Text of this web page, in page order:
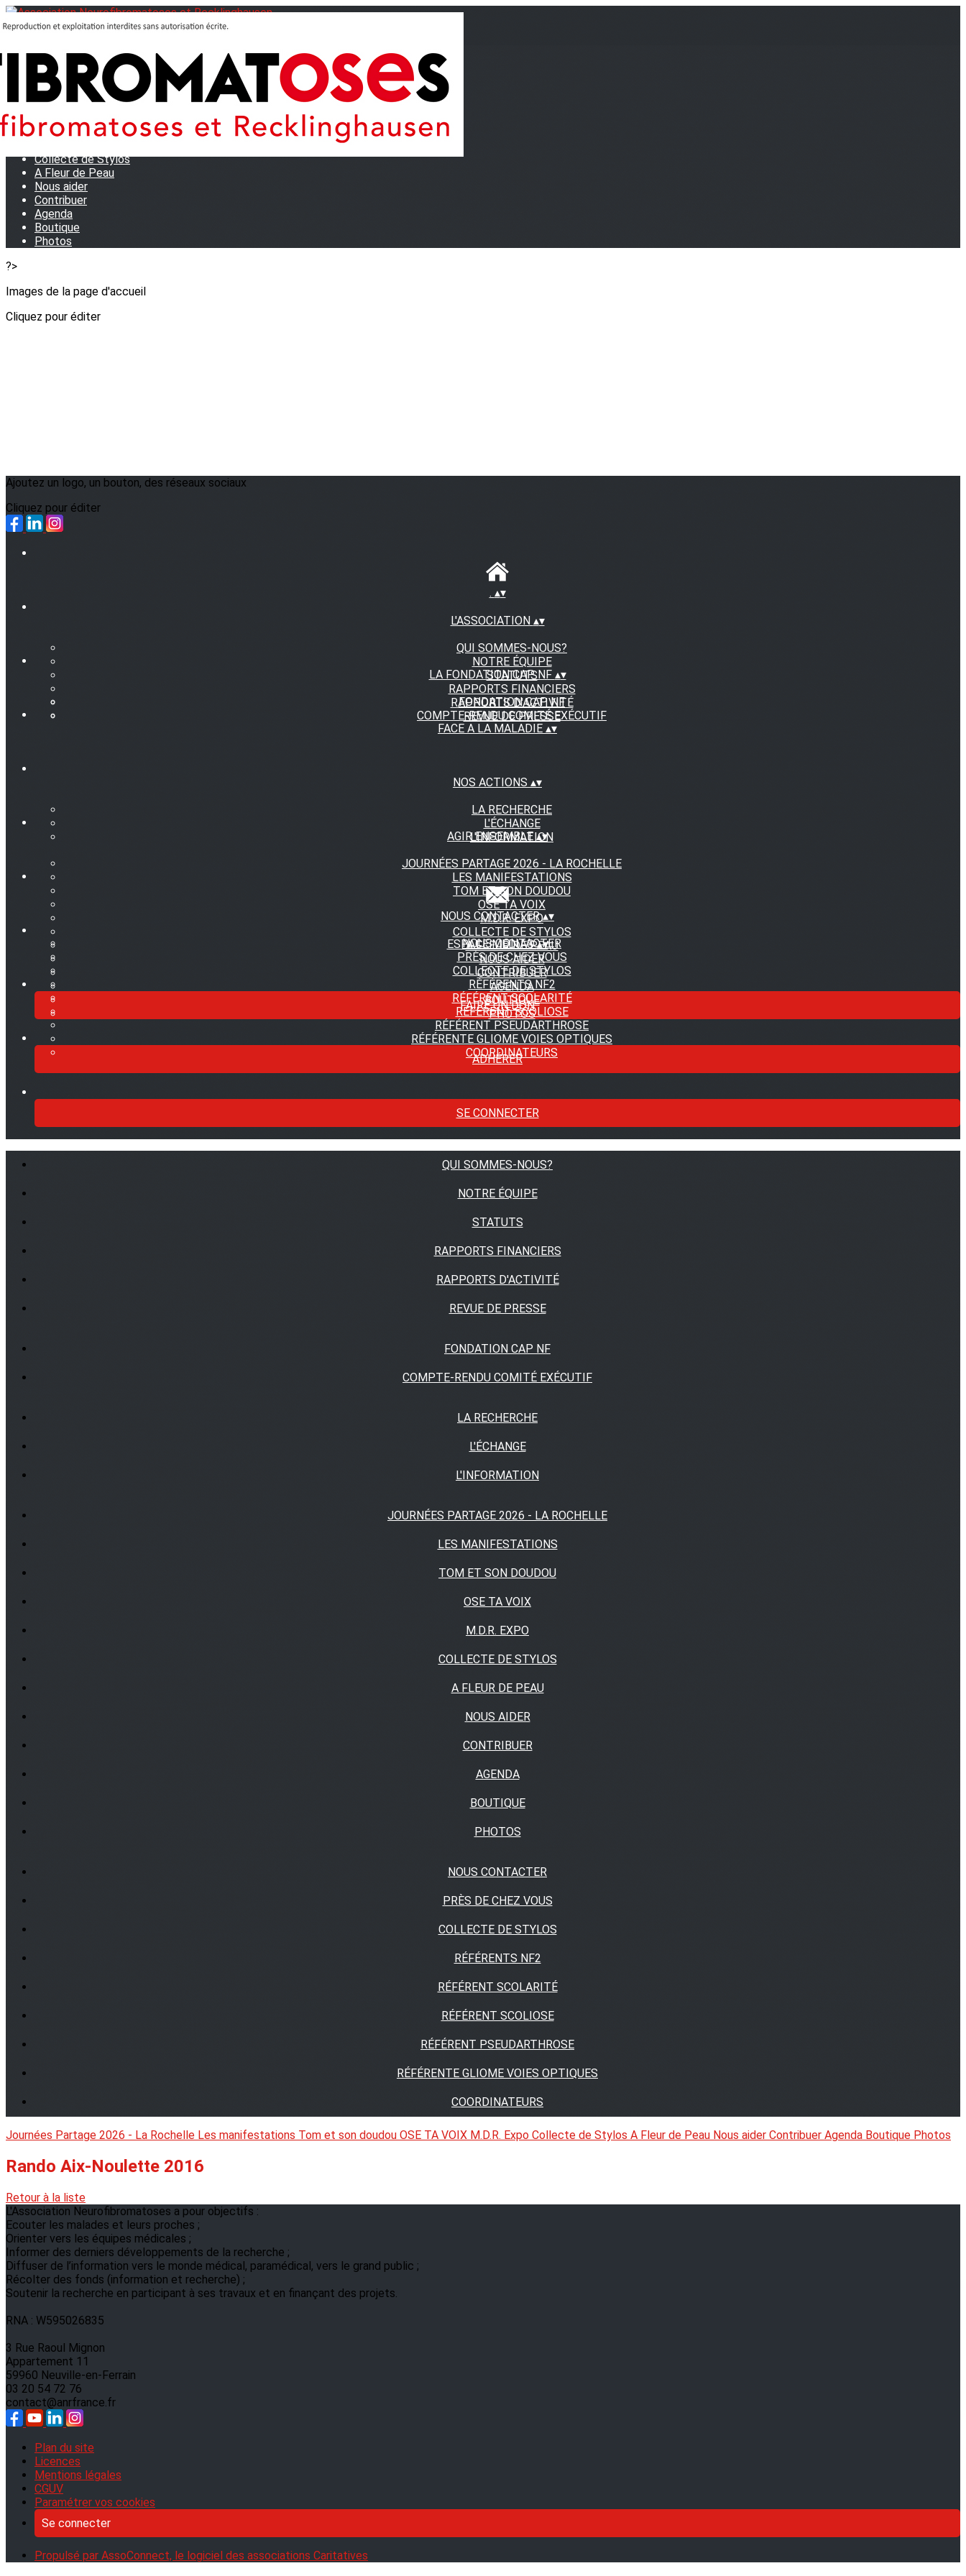
<
Journées Partage 2026 - La Rochelle
Les manifestations
Tom et son doudou
OSE TA VOIX
Collecte de Stylos
A Fleur de Peau
Nous aider
Contribuer
Agenda
Boutique
Photos
?>
Images de la page d'accueil
Cliquez pour éditer
Ajoutez un logo, un bouton, des réseaux sociaux
Cliquez pour éditer
. ▴▾
L'ASSOCIATION ▴▾
QUI SOMMES-NOUS?
NOTRE ÉQUIPE
STATUTS
RAPPORTS FINANCIERS
RAPPORTS D'ACTIVITÉ
REVUE DE PRESSE
LA FONDATION CAP NF ▴▾
FONDATION CAP NF
COMPTE-RENDU COMITÉ EXÉCUTIF
FACE A LA MALADIE ▴▾
NOS ACTIONS ▴▾
LA RECHERCHE
L'ÉCHANGE
L'INFORMATION
AGIR ENSEMBLE▴▾
JOURNÉES PARTAGE 2026 - LA ROCHELLE
LES MANIFESTATIONS
TOM ET SON DOUDOU
OSE TA VOIX
M.D.R. EXPO
COLLECTE DE STYLOS
A FLEUR DE PEAU
NOUS AIDER
CONTRIBUER
AGENDA
BOUTIQUE
PHOTOS
NOUS CONTACTER▴▾
NOUS CONTACTER
PRÈS DE CHEZ VOUS
COLLECTE DE STYLOS
RÉFÉRENTS NF2
RÉFÉRENT SCOLARITÉ
RÉFÉRENT SCOLIOSE
RÉFÉRENT PSEUDARTHROSE
RÉFÉRENTE GLIOME VOIES OPTIQUES
COORDINATEURS
ESPACE MEDIAS▴▾
FAIRE UN DON
ADHÉRER
SE CONNECTER
QUI SOMMES-NOUS?
NOTRE ÉQUIPE
STATUTS
RAPPORTS FINANCIERS
RAPPORTS D'ACTIVITÉ
REVUE DE PRESSE
FONDATION CAP NF
COMPTE-RENDU COMITÉ EXÉCUTIF
LA RECHERCHE
L'ÉCHANGE
L'INFORMATION
JOURNÉES PARTAGE 2026 - LA ROCHELLE
LES MANIFESTATIONS
TOM ET SON DOUDOU
OSE TA VOIX
M.D.R. EXPO
COLLECTE DE STYLOS
A FLEUR DE PEAU
NOUS AIDER
CONTRIBUER
AGENDA
BOUTIQUE
PHOTOS
NOUS CONTACTER
PRÈS DE CHEZ VOUS
COLLECTE DE STYLOS
RÉFÉRENTS NF2
RÉFÉRENT SCOLARITÉ
RÉFÉRENT SCOLIOSE
RÉFÉRENT PSEUDARTHROSE
RÉFÉRENTE GLIOME VOIES OPTIQUES
COORDINATEURS
Journées Partage 2026 - La Rochelle Les manifestations Tom et son doudou OSE TA VOIX M.D.R. Expo Collecte de Stylos A Fleur de Peau Nous aider Contribuer Agenda Boutique Photos
Rando Aix-Noulette 2016
Retour à la liste
L'Association Neurofibromatoses a pour objectifs :
Ecouter les malades et leurs proches ;
Orienter vers les équipes médicales ;
Informer des derniers développements de la recherche ;
Diffuser de l’information vers le monde médical, paramédical, vers le grand public ;
Récolter des fonds (information et recherche) ;
Soutenir la recherche en participant à ses travaux et en finançant des projets.
RNA : W595026835
3 Rue Raoul Mignon
Appartement 11
59960 Neuville-en-Ferrain
03 20 54 72 76
contact@anrfrance.fr
Plan du site
Licences
Mentions légales
CGUV
Paramétrer vos cookies
Se connecter
Propulsé par AssoConnect, le logiciel des associations Caritatives